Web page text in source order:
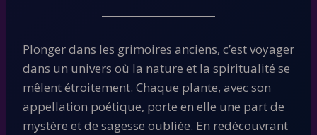
Plonger dans les grimoires anciens, c’est voyager
dans un univers où la nature et la spiritualité se
mêlent étroitement. Chaque plante, avec son
appellation poétique, porte en elle une part de
mystère et de sagesse oubliée. En redécouvrant